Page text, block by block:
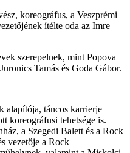
koreográfus, a Veszprémi
ítélte oda az Imre
szerepelnek, mint Popova
Tamás és Goda Gábor.
alapítója, táncos karrierje
koreográfusi tehetsége is.
a Szegedi Balett és a Rock
vezetője a Rock